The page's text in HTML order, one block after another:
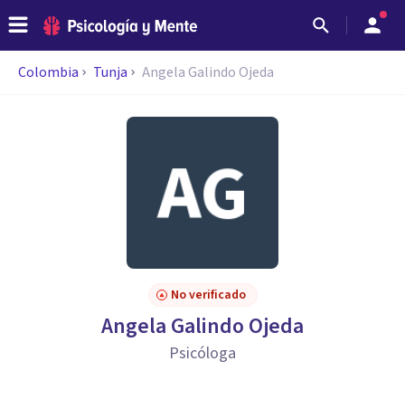
Colombia Tunja Angela Galindo Ojeda
No verificado
Angela Galindo Ojeda
Psicóloga